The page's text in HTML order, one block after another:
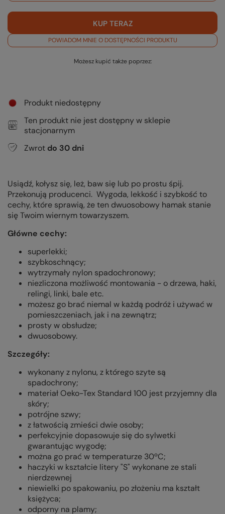
KUP TERAZ
POWIADOM MNIE O DOSTĘPNOŚCI PRODUKTU
Możesz kupić także poprzez:
Produkt niedostępny
Ten produkt nie jest dostępny w sklepie
stacjonarnym
Zwrot do 30 dni
Usiądź, kołysz się, leż, baw się lub po prostu śpij.
Przekonują producenci. Wygoda, lekkość i szybkość to
cechy, które sprawią, że ten dwuosobowy hamak stanie
się Twoim wiernym towarzyszem.
Główne cechy:
superlekki;
szybkoschnący;
wytrzymały nylon spadochronowy;
niezliczona możliwość montowania - o drzewa, haki,
relingi, linki, bale etc.
możesz go brać niemal w każdą podróż i używać w
pomieszczeniach, jak i na zewnątrz;
prosty w obsłudze;
dwuosobowy.
Szczegóły:
wykonany z nylonu, z którego szyte są
spadochrony;
materiał Oeko-Tex Standard 100 jest przyjemny dla
skóry;
potrójne szwy;
z łatwością zmieści dwie osoby;
perfekcyjnie dopasowuje się do sylwetki
gwarantując wygodę;
można go prać w temperaturze 30ºC;
haczyki w kształcie litery "S" wykonane ze stali
nierdzewnej
niewielki po spakowaniu, po złożeniu ma kształt
księżyca;
odporny na plamy;